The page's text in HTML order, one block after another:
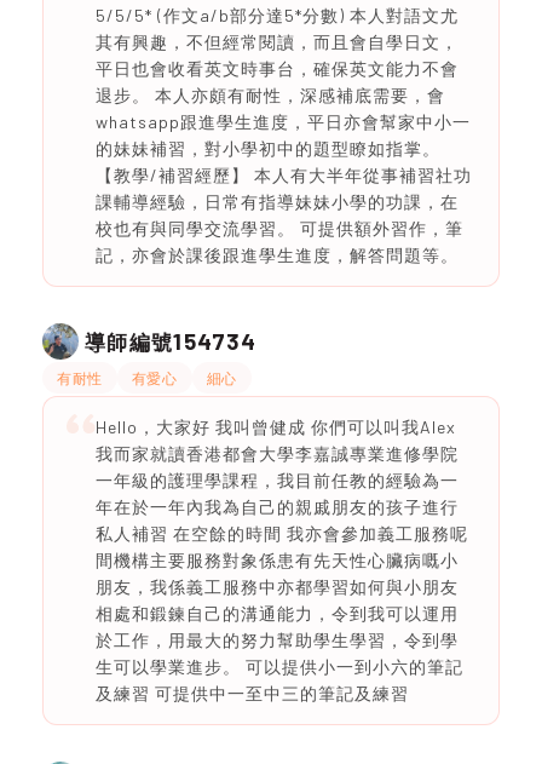
5/5/5* (作文a/b部分達5*分數) 本人對語文尤
其有興趣，不但經常閱讀，而且會自學日文，
平日也會收看英文時事台，確保英文能力不會
退步。 本人亦頗有耐性，深感補底需要，會
whatsapp跟進學生進度，平日亦會幫家中小一
的妹妹補習，對小學初中的題型瞭如指掌。
【教學/補習經歷】 本人有大半年從事補習社功
課輔導經驗，日常有指導妹妹小學的功課，在
校也有與同學交流學習。 可提供額外習作，筆
記，亦會於課後跟進學生進度，解答問題等。
導師編號154734
有耐性 有愛心 細心
Hello，大家好 我叫曾健成 你們可以叫我Alex
我而家就讀香港都會大學李嘉誠專業進修學院
一年級的護理學課程，我目前任教的經驗為一
年在於一年內我為自己的親戚朋友的孩子進行
私人補習 在空餘的時間 我亦會參加義工服務呢
間機構主要服務對象係患有先天性心臟病嘅小
朋友，我係義工服務中亦都學習如何與小朋友
相處和鍛鍊自己的溝通能力，令到我可以運用
於工作，用最大的努力幫助學生學習，令到學
生可以學業進步。 可以提供小一到小六的筆記
及練習 可提供中一至中三的筆記及練習